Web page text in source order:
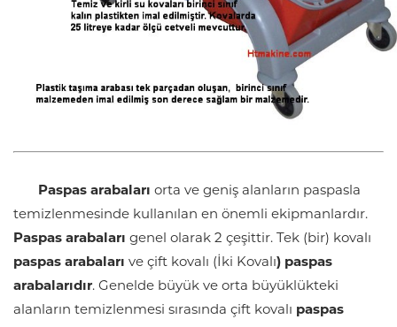
Paspas arabaları orta ve geniş alanların paspasla
temizlenmesinde kullanılan en önemli ekipmanlardır.
Paspas arabaları genel olarak 2 çeşittir. Tek (bir) kovalı
paspas arabaları ve çift kovalı (İki Kovalı) paspas
arabalarıdır. Genelde büyük ve orta büyüklükteki
alanların temizlenmesi sırasında çift kovalı paspas